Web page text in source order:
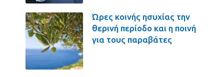
Ώρες κοινής ησυχίας την
θερινή περίοδο και η ποινή
για τους παραβάτες